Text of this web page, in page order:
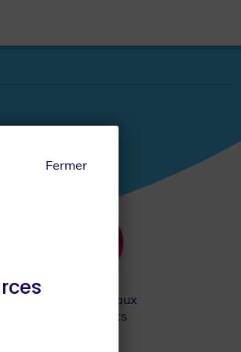
Je participe aux
événements
Fermer